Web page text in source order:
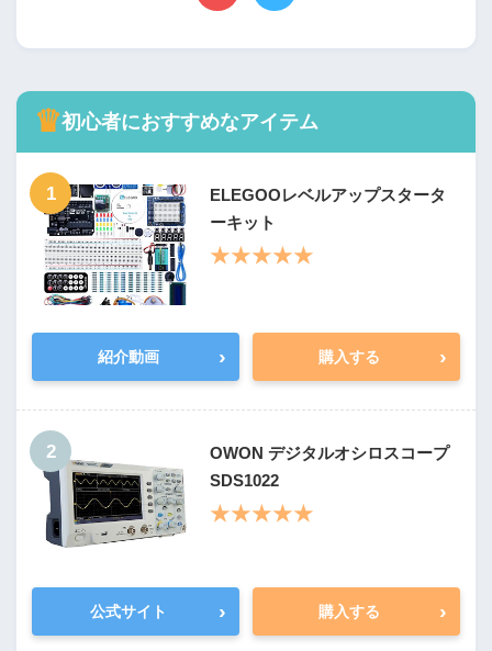
♛初心者におすすめなアイテム
1
ELEGOOレベルアップスタータ
ーキット
★★★★★
紹介動画 › 購入する ›
2
OWON デジタルオシロスコープ
SDS1022
★★★★★
公式サイト › 購入する ›